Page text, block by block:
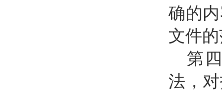
确的
文件
第
法，